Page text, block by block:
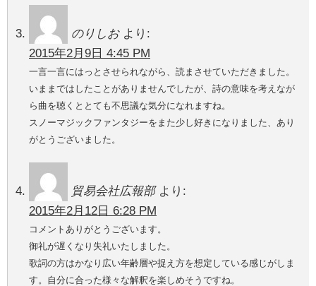
のりしお より:
2015年2月9日 4:45 PM
一言一言にはっとさせられながら、読まさせていただきました。
いままではしたことがありませんでしたが、詩の意味を考えなが
ら曲を聴くととても不思議な気分になれますね。
スノーマジックファンタジーをまた少し好きになりました、あり
がとうございました。
貿易会社広報部 より:
2015年2月12日 6:28 PM
コメントありがとうございます。
御礼が遅くなり失礼いたしました。
歌詞の方はかなり広い年齢層や捉え方を想定している感じがしま
す。自分に合った様々な解釈を楽しめそうですね。